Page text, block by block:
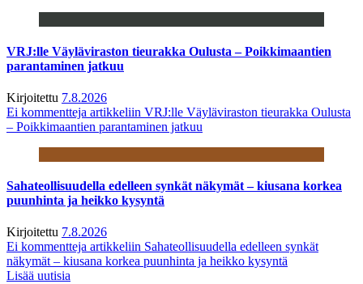
VRJ:lle Väyläviraston tieurakka Oulusta – Poikkimaantien
parantaminen jatkuu
Kirjoitettu 7.8.2026
Ei kommentteja artikkeliin VRJ:lle Väyläviraston tieurakka Oulusta
– Poikkimaantien parantaminen jatkuu
Sahateollisuudella edelleen synkät näkymät – kiusana korkea
puunhinta ja heikko kysyntä
Kirjoitettu 7.8.2026
Ei kommentteja artikkeliin Sahateollisuudella edelleen synkät
näkymät – kiusana korkea puunhinta ja heikko kysyntä
Lisää uutisia